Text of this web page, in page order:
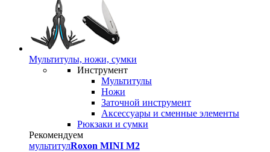
Мультитулы, ножи, сумки
Инструмент
Мультитулы
Ножи
Заточной инструмент
Аксессуары и сменные элементы
Рюкзаки и сумки
Рекомендуем
мультитулRoxon MINI M2